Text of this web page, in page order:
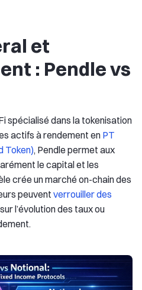
et
: Pendle vs
spécialisé dans la tokenisation
actifs à rendement en PT
Token), Pendle permet aux
le capital et les
crée un marché on-chain des
peuvent verrouiller des
l’évolution des taux ou